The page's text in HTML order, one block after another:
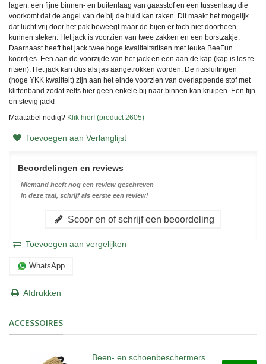
lagen: een fijne binnen- en buitenlaag van gaasstof en een tussenlaag die
voorkomt dat de angel van de bij de huid kan raken. Dit maakt het mogelijk
dat lucht vrij door het pak beweegt maar de bijen er toch niet doorheen
kunnen steken. Het jack is voorzien van twee zakken en een borstzakje.
Daarnaast heeft het jack twee hoge kwaliteitsritsen met leuke BeeFun
koordjes. Een aan de voorzijde van het jack en een aan de kap (kap is los te
ritsen). Het jack kan dus als jas aangetrokken worden. De ritssluitingen
(hoge YKK kwaliteit) zijn aan het einde voorzien van overlappende stof met
klittenband zodat zelfs hier geen enkele bij naar binnen kan kruipen. Een fijn
en stevig jack!
Maattabel nodig? Klik hier! (product 2605)
Toevoegen aan Verlanglijst
Beoordelingen en reviews
Niemand heeft nog een review geschreven
in deze taal, schrijf als eerste een review!
Scoor en of schrijf een beoordeling
Toevoegen aan vergelijken
WhatsApp
Afdrukken
ACCESSOIRES
Been- en schoenbeschermers